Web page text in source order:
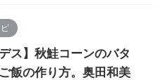
ス】秋鮭コーンのバタ
飯の作り方。奥田和美